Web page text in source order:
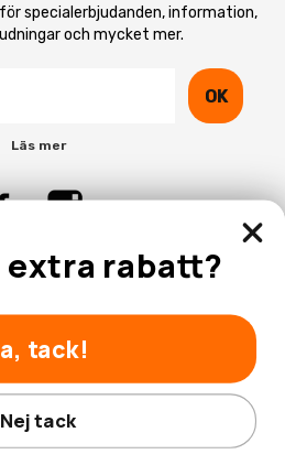
specialerbjudanden, information,
och mycket mer.
OK
Läs mer
Hobbyhallen.se
extra rabatt?
tack!
Nej tack